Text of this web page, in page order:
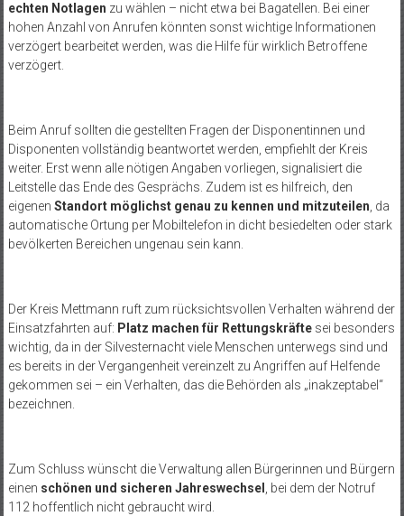
echten Notlagen zu wählen – nicht etwa bei Bagatellen. Bei einer
hohen Anzahl von Anrufen könnten sonst wichtige Informationen
verzögert bearbeitet werden, was die Hilfe für wirklich Betroffene
verzögert.
Beim Anruf sollten die gestellten Fragen der Disponentinnen und
Disponenten vollständig beantwortet werden, empfiehlt der Kreis
weiter. Erst wenn alle nötigen Angaben vorliegen, signalisiert die
Leitstelle das Ende des Gesprächs. Zudem ist es hilfreich, den
eigenen Standort möglichst genau zu kennen und mitzuteilen, da
automatische Ortung per Mobiltelefon in dicht besiedelten oder stark
bevölkerten Bereichen ungenau sein kann.
Der Kreis Mettmann ruft zum rücksichtsvollen Verhalten während der
Einsatzfahrten auf: Platz machen für Rettungskräftesei besonders
wichtig, da in der Silvesternacht viele Menschen unterwegs sind und
es bereits in der Vergangenheit vereinzelt zu Angriffen auf Helfende
gekommen sei – ein Verhalten, das die Behörden als „inakzeptabel“
bezeichnen.
Zum Schluss wünscht die Verwaltung allen Bürgerinnen und Bürgern
einen schönen und sicheren Jahreswechsel , bei dem der Notruf
112 hoffentlich nicht gebraucht wird.